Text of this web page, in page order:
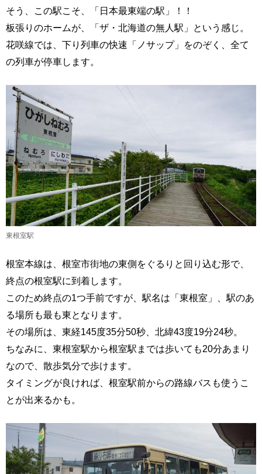
そう、この駅こそ、「日本最東端の駅」！！
板張りのホームが、「ザ・北海道の無人駅」という感じ。
花咲線では、下り列車の快速「ノサップ」をのぞく、全て
の列車が停車します。
東根室駅
根室本線は、根室市街地の東側をぐるりと回り込む形で、
終点の根室駅に到着します。
このため終点の1つ手前ですが、駅名は「東根室」、駅のあ
る場所も最も東となります。
その場所は、東経145度35分50秒、北緯43度19分24秒。
ちなみに、東根室駅から根室駅までは歩いても20分あまり
なので、散歩気分で歩けます。
タイミングが良ければ、根室駅前からの路線バスも使うこ
とが出来るかも。